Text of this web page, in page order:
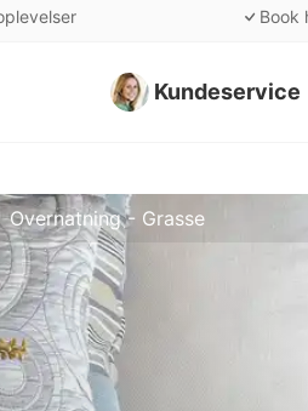
Book
Kundeservice
Overnatning - Grasse